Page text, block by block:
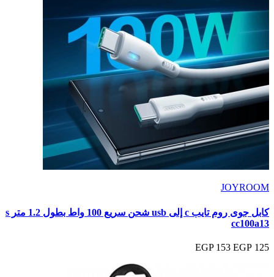
JOYROOM
كابل جوى روم تايب c إلى usb شحن سريع 100 واط بطول 1.2 متر s
cc100a13
125 EGP
153 EGP